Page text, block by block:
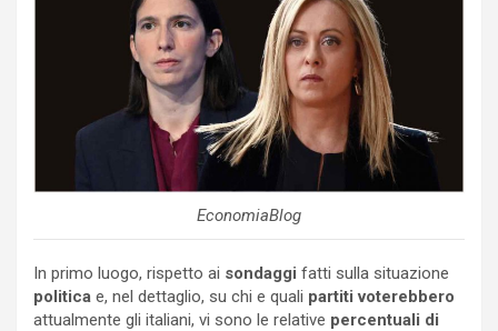
EconomiaBlog
In primo luogo, rispetto ai sondaggi fatti sulla situazione
politica e, nel dettaglio, su chi e quali partiti voterebbero
attualmente gli italiani, vi sono le relative percentuali di